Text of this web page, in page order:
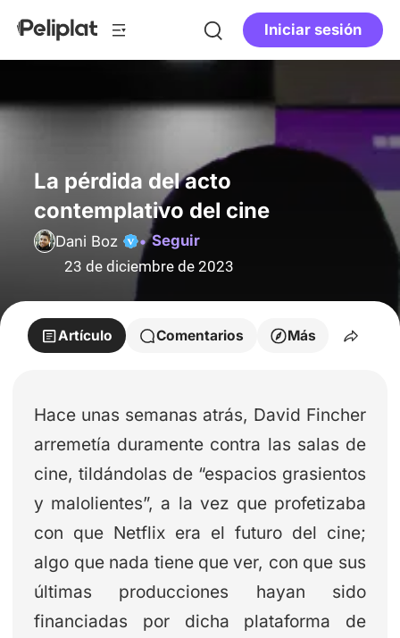
Iniciar sesión
La pérdida del acto
contemplativo del cine
Dani Boz
Seguir
23 de diciembre de 2023
Artículo Comentarios Más
Hace unas semanas atrás, David Fincher
arremetía duramente contra las salas de
cine, tildándolas de “espacios grasientos
y malolientes”, a la vez que profetizaba
con que Netflix era el futuro del cine;
algo que nada tiene que ver, con que sus
últimas producciones hayan sido
financiadas por dicha plataforma de